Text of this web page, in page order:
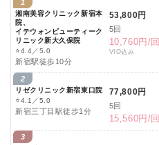
1
湘南美容クリニック新宿本
院、
イテウォンビューティーク
リニック新大久保院
⭐4.4／5.0
新宿駅徒歩10分
53,800円
5回
10,760円/回
VIO込み
2
リゼクリニック新宿東口院
⭐4.1／5.0
新宿三丁目駅徒歩1分
77,800円
5回
15,560円/回
3